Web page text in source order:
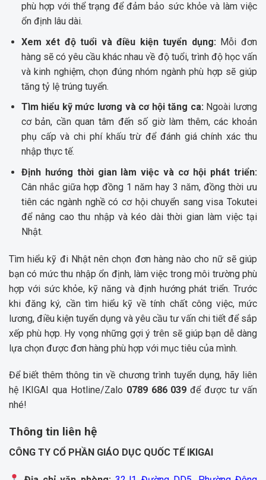
phù hợp với thể trạng để đảm bảo sức khỏe và làm việc
ổn định lâu dài.
Xem xét độ tuổi và điều kiện tuyển dụng: Mỗi đơn
hàng sẽ có yêu cầu khác nhau về độ tuổi, trình độ học vấn
và kinh nghiệm, chọn đúng nhóm ngành phù hợp sẽ giúp
tăng tỷ lệ trúng tuyển.
Tìm hiểu kỹ mức lương và cơ hội tăng ca: Ngoài lương
cơ bản, cần quan tâm đến số giờ làm thêm, các khoản
phụ cấp và chi phí khấu trừ để đánh giá chính xác thu
nhập thực tế.
Định hướng thời gian làm việc và cơ hội phát triển:
Cân nhắc giữa hợp đồng 1 năm hay 3 năm, đồng thời ưu
tiên các ngành nghề có cơ hội chuyển sang visa Tokutei
để nâng cao thu nhập và kéo dài thời gian làm việc tại
Nhật.
Tìm hiểu kỹ đi Nhật nên chọn đơn hàng nào cho nữ sẽ giúp
bạn có mức thu nhập ổn định, làm việc trong môi trường phù
hợp với sức khỏe, kỹ năng và định hướng phát triển. Trước
khi đăng ký, cần tìm hiểu kỹ về tính chất công việc, mức
lương, điều kiện tuyển dụng và yêu cầu tư vấn chi tiết để sắp
xếp phù hợp. Hy vọng những gợi ý trên sẽ giúp bạn dễ dàng
lựa chọn được đơn hàng phù hợp với mục tiêu của mình.
Để biết thêm thông tin về chương trình tuyển dụng, hãy liên
hệ IKIGAI qua Hotline/Zalo 0789 686 039để được tư vấn
nhé!
Thông tin liên hệ
CÔNG TY CỔ PHẦN GIÁO DỤC QUỐC TẾ IKIGAI